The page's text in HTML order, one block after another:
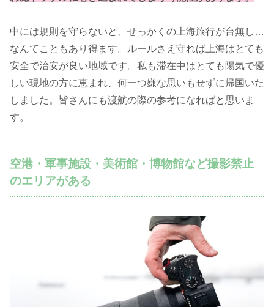
中には規則を守らないと、せっかくの上海旅行が台無し…
なんてこともあり得ます。ルールさえ守れば上海はとても
安全で治安が良い地域です。私も滞在中はとても陽気で優
しい現地の方に恵まれ、何一つ嫌な思いもせずに帰国いた
しました。皆さんにも渡航の際の参考になればと思いま
す。
空港・軍事施設・美術館・博物館など撮影禁止
のエリアがある